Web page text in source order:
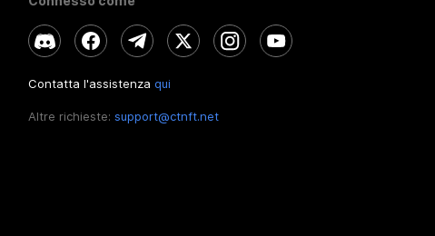
Contatta l'assistenza qui
Altre richieste: support@ctnft.net